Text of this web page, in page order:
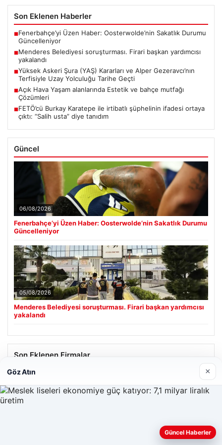
Son Eklenen Haberler
■Fenerbahçe’yi Üzen Haber: Oosterwolde’nin Sakatlık Durumu
Güncelleniyor
■Menderes Belediyesi soruşturması. Firari başkan yardımcısı
yakalandı
■Yüksek Askeri Şura (YAŞ) Kararları ve Alper Gezeravcı’nın
Terfisiyle Uzay Yolculuğu Tarihe Geçti
■Açık Hava Yaşam alanlarında Estetik ve bahçe mutfağı
Çözümleri
■FETÖ’cü Burkay Karatepe ile irtibatlı şüphelinin ifadesi ortaya
çıktı: “Salih usta” diye tanıdım
Güncel
06/08/2026
Fenerbahçe’yi Üzen Haber: Oosterwolde’nin Sakatlık Durumu
Güncelleniyor
05/08/2026
Menderes Belediyesi soruşturması. Firari başkan yardımcısı
yakalandı
Son Eklenen Firmalar
Web sitemizi nasıl kullandığınızı daha iyi anlayabilmek,
Göz Atın ×
Güncel Haberler